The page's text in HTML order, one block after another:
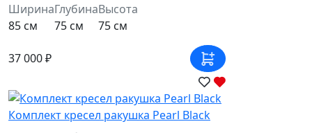
Ширина
85 см
Глубина
75 см
Высота
75 см
37 000 ₽
Комплект кресел ракушка Pearl Black